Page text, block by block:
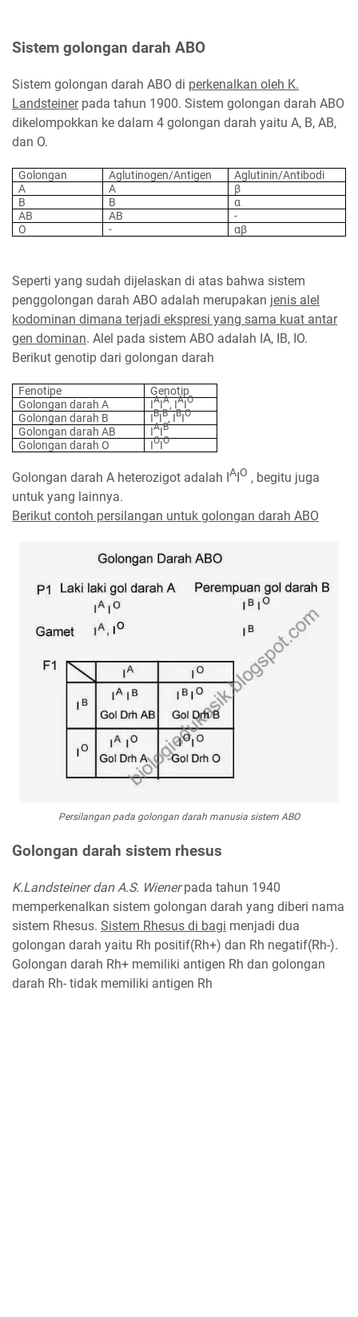
Sistem golongan darah ABO
Sistem golongan darah ABO di perkenalkan oleh K.
Landsteinerpada tahun 1900. Sistem golongan darah ABO
dikelompokkan ke dalam 4 golongan darah yaitu A, B, AB,
dan O.
Golongan Aglutinogen/Antigen
Aglutinin/Antibodi
A
A
β
B
B
α
AB
AB
-
O
- αβ
Seperti yang sudah dijelaskan di atas bahwa sistem
penggolongan darah ABO adalah merupakan jenis alel
kodominan dimana terjadi ekspresi yang sama kuat antar
gen dominan. Alel pada sistem ABO adalah IA, IB, IO.
Berikut genotip dari golongan darah
Fenotipe
Genotip
Golongan darah A
IAIA, IAIO
Golongan darah B IBIB, IBIO
Golongan darah AB IAIB
Golongan darah O IOIO
Golongan darah A heterozigot adalah IAIO , begitu juga
untuk yang lainnya.
Berikut contoh persilangan untuk golongan darah ABO
Persilangan pada golongan darah manusia sistem ABO
Golongan darah sistem rhesus
K.Landsteiner dan A.S. Wienerpada tahun 1940
memperkenalkan sistem golongan darah yang diberi nama
sistem Rhesus. Sistem Rhesus di bagi menjadi dua
golongan darah yaitu Rh positif(Rh+) dan Rh negatif(Rh-).
Golongan darah Rh+ memiliki antigen Rh dan golongan
darah Rh- tidak memiliki antigen Rh